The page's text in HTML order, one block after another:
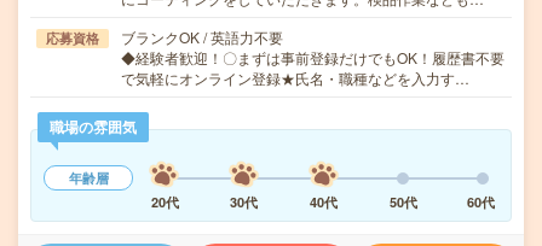
応募資格
ブランクOK / 英語力不要
◆経験者歓迎！〇まずは事前登録だけでもOK！履歴書不要
で気軽にオンライン登録★氏名・職種などを入力す…
職場の雰囲気
年齢層
20代
30代 40代 50代 60代